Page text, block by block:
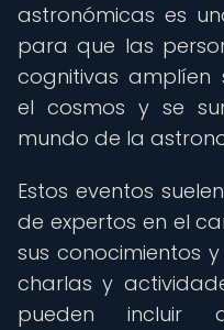
astronómicas es
para que las
cognitivas amplíen
el cosmos y se
mundo de la
Estos eventos
de expertos en el
sus conocimientos
charlas y
pueden incluir